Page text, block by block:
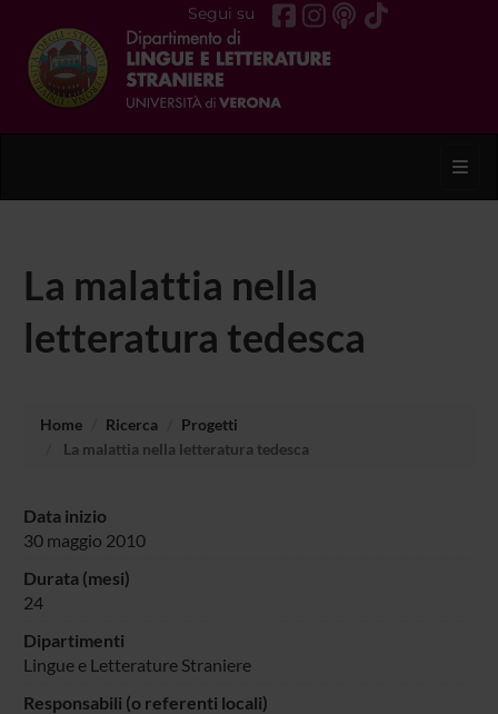
Segui su
La malattia nella
letteratura tedesca
Home Ricerca
Progetti
La malattia nella letteratura tedesca
Data inizio
30 maggio 2010
Durata (mesi)
24
Dipartimenti
Lingue e Letterature Straniere
Responsabili (o referenti locali)